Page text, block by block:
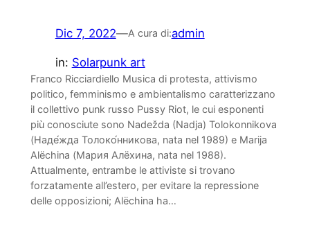
Dic 7, 2022—A cura di:admin
in: Solarpunk art
Franco Ricciardiello Musica di protesta, attivismo
politico, femminismo e ambientalismo caratterizzano
il collettivo punk russo Pussy Riot, le cui esponenti
più conosciute sono Nadežda (Nadja) Tolokonnikova
(Наде́жда Толоко́нникова, nata nel 1989) e Marija
Alëchina (Мария Алёхина, nata nel 1988).
Attualmente, entrambe le attiviste si trovano
forzatamente all’estero, per evitare la repressione
delle opposizioni; Alëchina ha…